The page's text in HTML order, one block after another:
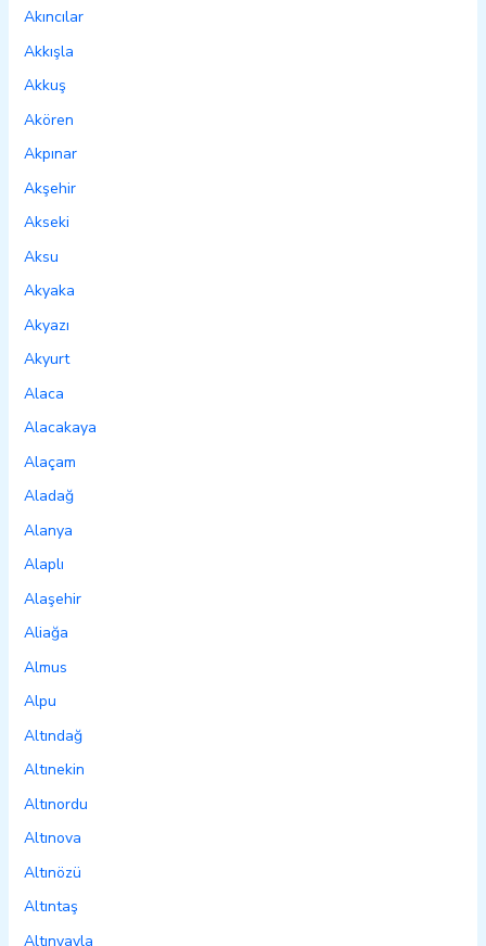
Akıncılar
Akkışla
Akkuş
Akören
Akpınar
Akşehir
Akseki
Aksu
Akyaka
Akyazı
Akyurt
Alaca
Alacakaya
Alaçam
Aladağ
Alanya
Alaplı
Alaşehir
Aliağa
Almus
Alpu
Altındağ
Altınekin
Altınordu
Altınova
Altınözü
Altıntaş
Altınyayla